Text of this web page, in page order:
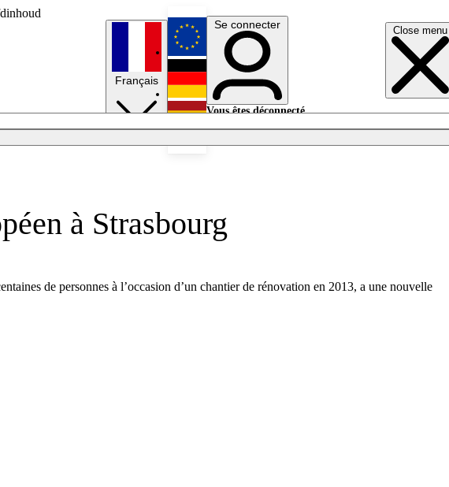
Close menu
Français
English
Deutsch
Se connecter
Vous êtes déconnecté.
à Strasbourg
de personnes à l’occasion d’un chantier de rénovation en 2013, a une nouvelle